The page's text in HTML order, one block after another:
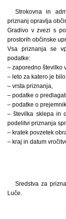
Strokovna in
priznanj opravlja
Gradivo v zvezi s
prostorih občinske
Vsa priznanja se
podatke:
– zaporedno številko
– leto za katero je
– vrsta priznanja,
– podatke o
– podatke o
– številka sklepa in
podelitvi priznanja
– kratek povzetek
– kraj in datum
Sredstva za
Luče.